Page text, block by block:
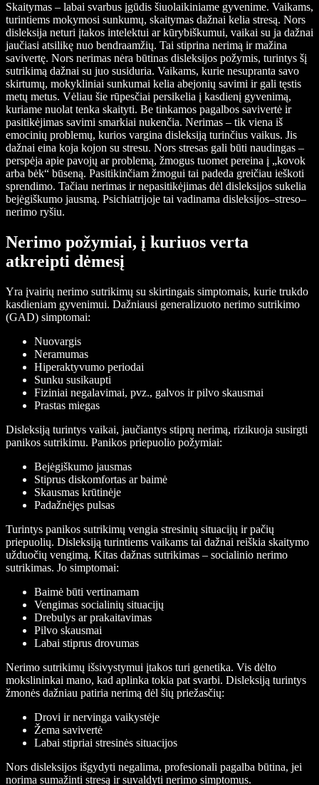
Skaitymas – labai svarbus įgūdis šiuolaikiniame gyvenime. Vaikams,
turintiems mokymosi sunkumų, skaitymas dažnai kelia stresą. Nors
disleksija neturi įtakos intelektui ar kūrybiškumui, vaikai su ja dažnai
jaučiasi atsilikę nuo bendraamžių. Tai stiprina nerimą ir mažina
savivertę. Nors nerimas nėra būtinas disleksijos požymis, turintys šį
sutrikimą dažnai su juo susiduria. Vaikams, kurie nesupranta savo
skirtumų, mokykliniai sunkumai kelia abejonių savimi ir gali tęstis
metų metus. Vėliau šie rūpesčiai persikelia į kasdienį gyvenimą,
kuriame nuolat tenka skaityti. Be tinkamos pagalbos savivertė ir
pasitikėjimas savimi smarkiai nukenčia. Nerimas – tik viena iš
emocinių problemų, kurios vargina disleksiją turinčius vaikus. Jis
dažnai eina koja kojon su stresu. Nors stresas gali būti naudingas –
perspėja apie pavojų ar problemą, žmogus tuomet pereina į „kovok
arba bėk“ būseną. Pasitikinčiam žmogui tai padeda greičiau ieškoti
sprendimo. Tačiau nerimas ir nepasitikėjimas dėl disleksijos sukelia
bejėgiškumo jausmą. Psichiatrijoje tai vadinama disleksijos–streso–
nerimo ryšiu.
Nerimo požymiai, į kuriuos verta
atkreipti dėmesį
Yra įvairių nerimo sutrikimų su skirtingais simptomais, kurie trukdo
kasdieniam gyvenimui. Dažniausi generalizuoto nerimo sutrikimo
(GAD) simptomai:
Nuovargis
Neramumas
Hiperaktyvumo periodai
Sunku susikaupti
Fiziniai negalavimai, pvz., galvos ir pilvo skausmai
Prastas miegas
Disleksiją turintys vaikai, jaučiantys stiprų nerimą, rizikuoja susirgti
panikos sutrikimu. Panikos priepuolio požymiai:
Bejėgiškumo jausmas
Stiprus diskomfortas ar baimė
Skausmas krūtinėje
Padažnėjęs pulsas
Turintys panikos sutrikimų vengia stresinių situacijų ir pačių
priepuolių. Disleksiją turintiems vaikams tai dažnai reiškia skaitymo
užduočių vengimą. Kitas dažnas sutrikimas – socialinio nerimo
sutrikimas. Jo simptomai:
Baimė būti vertinamam
Vengimas socialinių situacijų
Drebulys ar prakaitavimas
Pilvo skausmai
Labai stiprus drovumas
Nerimo sutrikimų išsivystymui įtakos turi genetika. Vis dėlto
mokslininkai mano, kad aplinka tokia pat svarbi. Disleksiją turintys
žmonės dažniau patiria nerimą dėl šių priežasčių:
Drovi ir nervinga vaikystėje
Žema savivertė
Labai stipriai stresinės situacijos
Nors disleksijos išgydyti negalima, profesionali pagalba būtina, jei
norima sumažinti stresą ir suvaldyti nerimo simptomus.